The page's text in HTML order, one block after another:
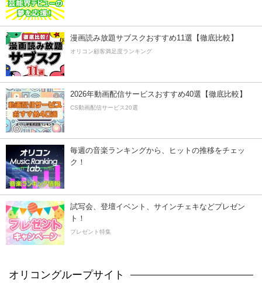
漫画読み放題サブスクおすすめ11選【徹底比較】
オリコン顧客満足度ランキング
2026年動画配信サービスおすすめ40選【徹底比較】
CS動画配信サービス20選
毎週の音楽ランキングから、ヒットの推移をチェッ
ク！
試写会、登壇イベント、サインチェキなどプレゼン
ト！
プレゼント特集
オリコングループサイト